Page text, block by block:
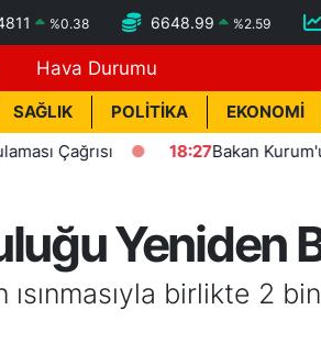
%0.38 6648.99 %2.59
Hava Durumu
SAĞLIK POLİTİKA EKONOMİ
18:27Bakan Kurum'un katılımıyla
Yeniden
birlikte 2